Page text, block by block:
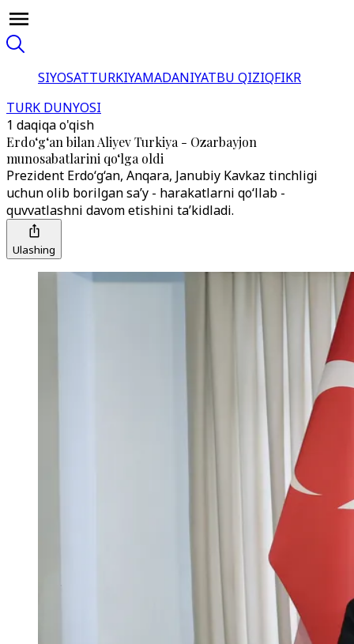
SIYOSATTURKIYAMADANIYATBU QIZIQFIKR
TURK DUNYOSI
1 daqiqa o'qish
Erdo‘g‘an bilan Aliyev Turkiya - Ozarbayjon
munosabatlarini qo‘lga oldi
Prezident Erdo‘g‘an, Anqara, Janubiy Kavkaz tinchligi
uchun olib borilgan sa’y - harakatlarni qo‘llab -
quvvatlashni davom etishini ta’kidladi.
Ulashing